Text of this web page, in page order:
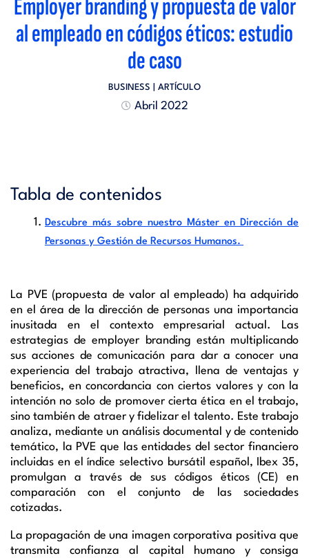
Employer branding y propuesta de valor
al empleado en códigos éticos: estudio
de caso
BUSINESS | ARTÍCULO
Abril 2022
Tabla de contenidos
Descubre más sobre nuestro Máster en Dirección de
Personas y Gestión de Recursos Humanos.
La PVE (propuesta de valor al empleado) ha adquirido
en el área de la dirección de personas una importancia
inusitada en el contexto empresarial actual. Las
estrategias deemployer branding están multiplicando
sus acciones de comunicación para dar a conocer una
experiencia del trabajo atractiva, llena de ventajas y
beneficios, en concordancia con ciertos valores y con la
intención no solo de promover cierta ética en el trabajo,
sino también de atraer y fidelizar el talento. Este trabajo
analiza, mediante un análisis documental y de contenido
temático, la PVE que las entidades del sector financiero
incluidas en el índice selectivo bursátil español, Ibex 35,
promulgan a través de sus códigos éticos (CE) en
comparación con el conjunto de las sociedades
cotizadas.
La propagación de una imagen corporativa positiva que
transmita confianza al capital humano y consiga